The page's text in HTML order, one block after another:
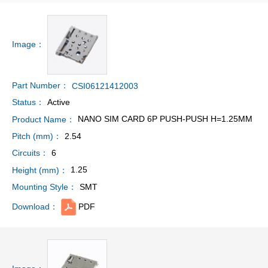
Image：
Part Number：
CSI06121412003
Status：
Active
Product Name：
NANO SIM CARD 6P PUSH-PUSH H=1.25MM
Pitch (mm)：
2.54
Circuits：
6
Height (mm)：
1.25
Mounting Style：
SMT
Download： PDF